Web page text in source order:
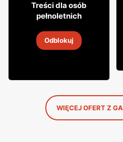
49
Napój alkoholowy Soplica
18 sie 2026
Treści dla osób
pełnoletnich
Odblokuj
WIĘCEJ OFERT Z